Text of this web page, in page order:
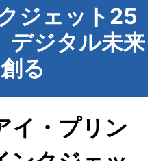
ジェット25
デジタル未来
る
イ・プリン